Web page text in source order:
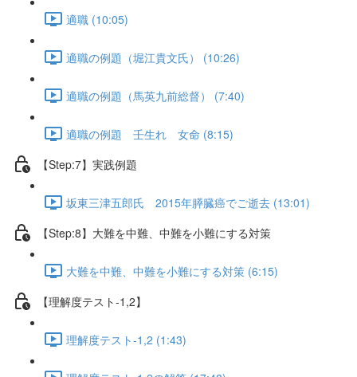
適職 (10:05)
適職の例題（堀江貴文氏） (10:26)
適職の例題（馬英九前総督） (7:40)
適職の例題 壬生れ 女命 (8:15)
【Step:7】実践例題
坂東三津五郎氏 2015年膵臓癌でご逝去 (13:01)
【Step:8】大難を中難、中難を小難にする対策
大難を中難、中難を小難にする対策 (6:15)
【理解度テスト-1,2】
理解度テスト-1,2 (1:43)